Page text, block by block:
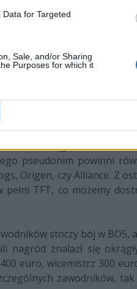
for Targeted
Sale, and/or Sharing
Purposes for which it
GIRLGAMER Esports
– Christian
też w kręgu
pseudonim powinni
Origen, czy Alliance. Z
TFT, co możemy
stoczy bój w BO5,
nagród znalazł się
euro, wicemistrz 300
zawodników,